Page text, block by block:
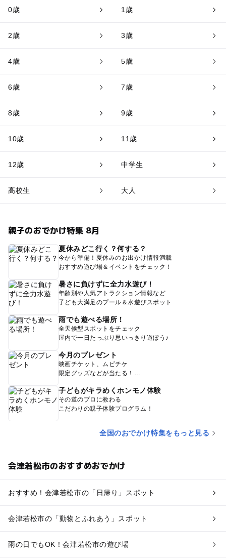
0歳 1歳
2歳 3歳
4歳 5歳
6歳 7歳
8歳 9歳
10歳 11歳
12歳 中学生
高校生 大人
親子のおでかけ特集 8月
夏休みどこ行く？何する？
今から準備！夏休みのお出かけ情報満載
おすすめ遊び場＆イベントをチェック！
暑さに負けずに全力水遊び！
年齢別や人気アトラクション情報など
子ども大満足のプール＆水遊びスポット
雨でも遊べる場所！
全天候型スポットをチェック
屋内で一日たっぷり思いっきり遊ぼう♪
今月のプレゼント
映画チケット、ムビチケ
限定グッズなどが当たる！
子どもがキラめくホンモノ体験
その道のプロに教わる
こだわりの親子体験プログラム！
全国のおでかけ特集をもっと見る
会津若松市のおすすめおでかけ
おすすめ！会津若松市の「日帰り」スポット
会津若松市の「動物とふれあう」スポット
雨の日でもOK！会津若松市の遊び場